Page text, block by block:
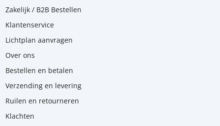
Zakelijk / B2B Bestellen
Klantenservice
Lichtplan aanvragen
Over ons
Bestellen en betalen
Verzending en levering
Ruilen en retourneren
Klachten